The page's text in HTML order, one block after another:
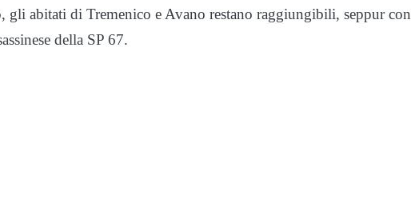
gli abitati di Tremenico e Avano restano raggiungibili, seppur con
della SP 67.